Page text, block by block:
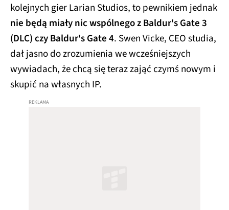
kolejnych gier Larian Studios, to pewnikiem jednak
nie będą miały nic wspólnego z Baldur's Gate 3
(DLC) czy Baldur's Gate 4. Swen Vicke, CEO studia,
dał jasno do zrozumienia we wcześniejszych
wywiadach, że chcą się teraz zająć czymś nowym i
skupić na własnych IP.